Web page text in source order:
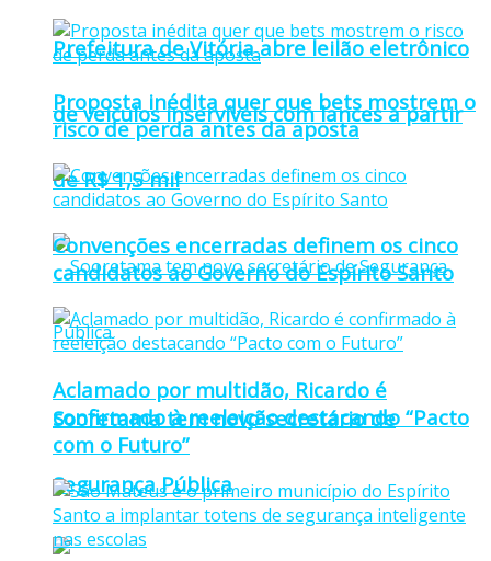
Prefeitura de Vitória abre leilão eletrônico
de veículos inservíveis com lances a partir
de R$ 1,5 mil
Sooretama tem novo secretário de
Segurança Pública
Proposta inédita quer que bets mostrem o
risco de perda antes da aposta
Convenções encerradas definem os cinco
candidatos ao Governo do Espírito Santo
Aclamado por multidão, Ricardo é
confirmado à reeleição destacando “Pacto
com o Futuro”